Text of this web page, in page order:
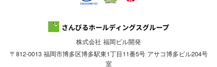
株式会社 福岡ビル開発
〒812-0013 福岡市博多区博多駅東1丁目11番5号 アサコ博多ビル204号
室